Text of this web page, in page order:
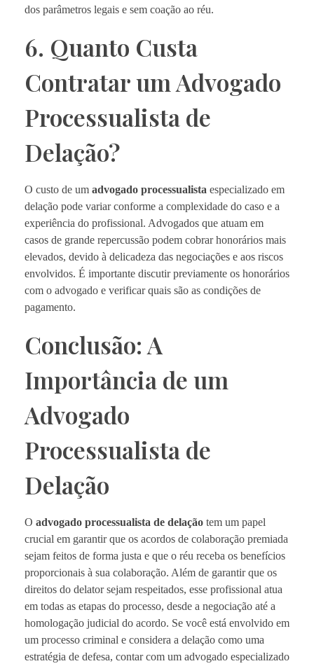
dos parâmetros legais e sem coação ao réu.
6. Quanto Custa
Contratar um Advogado
Processualista de
Delação?
O custo de um advogado processualista especializado em
delação pode variar conforme a complexidade do caso e a
experiência do profissional. Advogados que atuam em
casos de grande repercussão podem cobrar honorários mais
elevados, devido à delicadeza das negociações e aos riscos
envolvidos. É importante discutir previamente os honorários
com o advogado e verificar quais são as condições de
pagamento.
Conclusão: A
Importância de um
Advogado
Processualista de
Delação
O advogado processualista de delação tem um papel
crucial em garantir que os acordos de colaboração premiada
sejam feitos de forma justa e que o réu receba os benefícios
proporcionais à sua colaboração. Além de garantir que os
direitos do delator sejam respeitados, esse profissional atua
em todas as etapas do processo, desde a negociação até a
homologação judicial do acordo. Se você está envolvido em
um processo criminal e considera a delação como uma
estratégia de defesa, contar com um advogado especializado